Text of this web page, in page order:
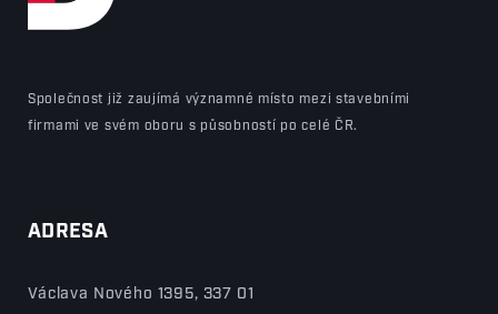
Společnost již zaujímá významné místo mezi stavebními
firmami ve svém oboru s působností po celé ČR.
ADRESA
Václava Nového 1395, 337 01